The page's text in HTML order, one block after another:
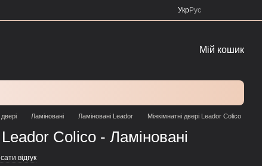
УкрРус
Мій кошик
Ламіновані Ламіновані Leador Міжкімнатні двері Leador Colico
Leador Colico - Ламіновані
відгук